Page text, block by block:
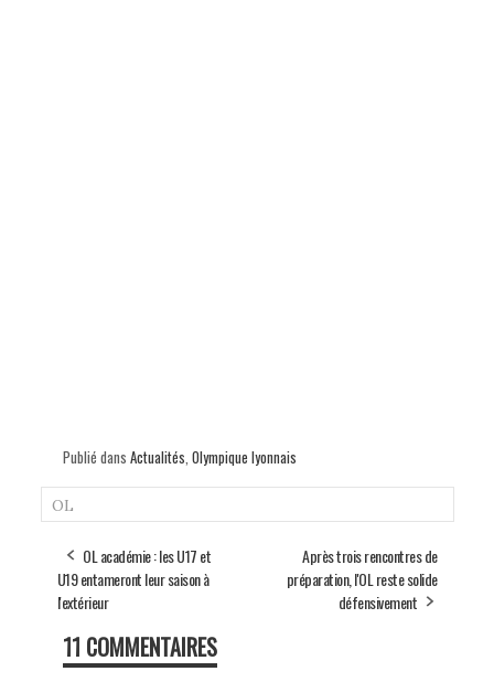
Publié dans Actualités Olympique lyonnais
OL
OL académie : les U17 et
U19 entameront leur saison à
l'extérieur
Après trois rencontres de
préparation, l'OL reste solide
défensivement
11 COMMENTAIRES